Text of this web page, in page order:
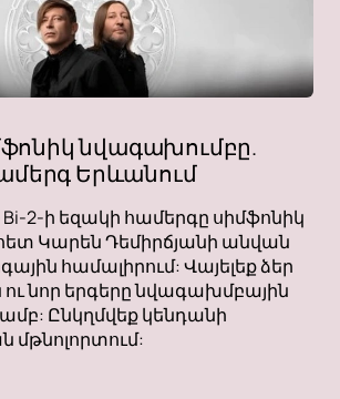
նվագախումբը.
Երևանում
2-ի եզակի համերգը սիմֆոնիկ
Կարեն Դեմիրճյանի անվան
համալիրում: Վայելեք ձեր
ու նոր երգերը նվագախմբային
Ընկղմվեք կենդանի
մթնոլորտում: